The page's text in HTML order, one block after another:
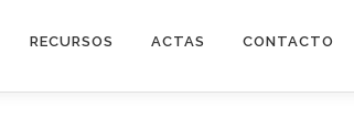
RECURSOS ACTAS CONTACTO